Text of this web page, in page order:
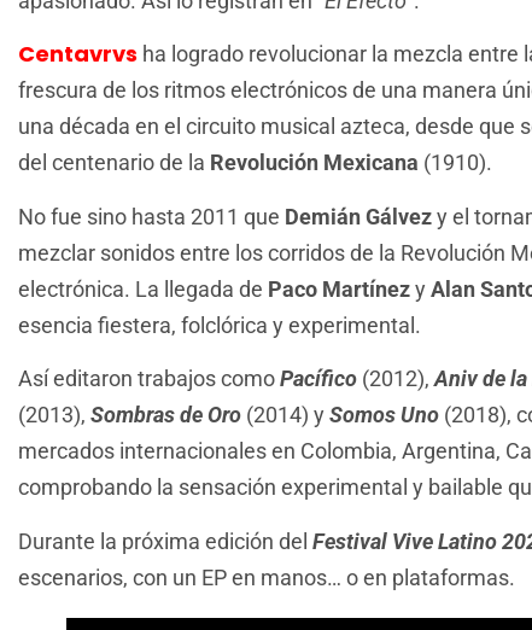
Centavrvs ha logrado revolucionar la mezcla entre
frescura de los ritmos electrónicos de una manera
una década en el circuito musical azteca, desde que
del centenario de la Revolución Mexicana (1910).
No fue sino hasta 2011 que Demián Gálvezy el
mezclar sonidos entre los corridos de la Revolución
electrónica. La llegada de Paco MartínezyAlan
esencia fiestera, folclórica y experimental.
Así editaron trabajos comoPacífico (2012),Aniv de
(2013), Sombras de Oro (2014) ySomos Uno (2018),
mercados internacionales en Colombia, Argentina,
comprobando la sensación experimental y bailable
Durante la próxima edición del Festival Vive Latino
escenarios, con un EP en manos… o en plataformas.